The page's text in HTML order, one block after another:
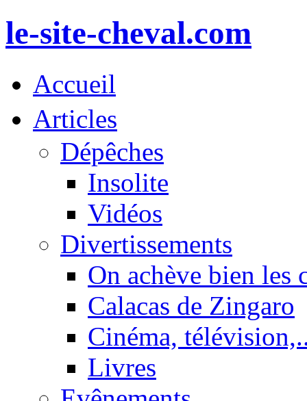
le-site-cheval.com
Accueil
Articles
Dépêches
Insolite
Vidéos
Divertissements
On achève bien les
Calacas de Zingaro
Cinéma,
Livres